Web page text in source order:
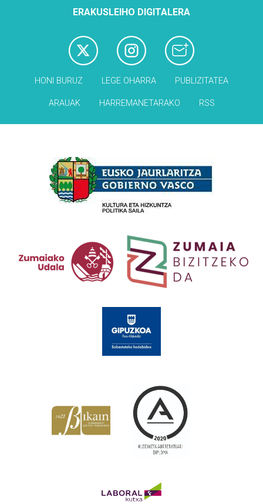
ERAKUSLEIHO DIGITALERA
HONI BURUZ LEGE OHARRA PUBLIZITATEA
ARAUAK HARREMANETARAKO RSS